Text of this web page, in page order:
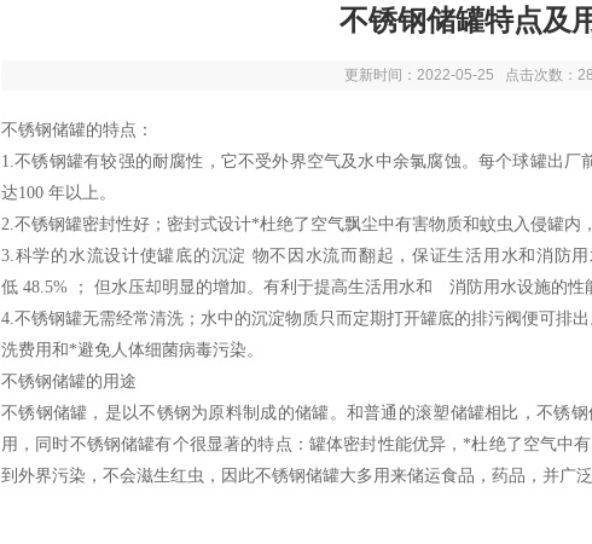
不锈钢储罐特点及
更新时间：2022-05-25 点击次数：
不锈钢储罐的特点：
1.不锈钢罐有较强的耐腐性，它不受外界空气及水中余氯腐蚀。每个球罐出
达100 年以上。
2.不锈钢罐密封性好；密封式设计*杜绝了空气飘尘中有害物质和蚊虫入侵罐内
3.科学的水流设计使罐底的沉淀 物不因水流而翻起，保证生活用水和消防
低 48.5% ； 但水压却明显的增加。有利于提高生活用水和 消防用水设施的性
4.不锈钢罐无需经常清洗；水中的沉淀物质只而定期打开罐底的排污阀便可排
洗费用和*避免人体细菌病毒污染。
不锈钢储罐的用途
不锈钢储罐，是以不锈钢为原料制成的储罐。和普通的滚塑储罐相比，不锈
用，同时不锈钢储罐有个很显著的特点：罐体密封性能优异，*杜绝了空气中
到外界污染，不会滋生红虫，因此不锈钢储罐大多用来储运食品，药品，并广